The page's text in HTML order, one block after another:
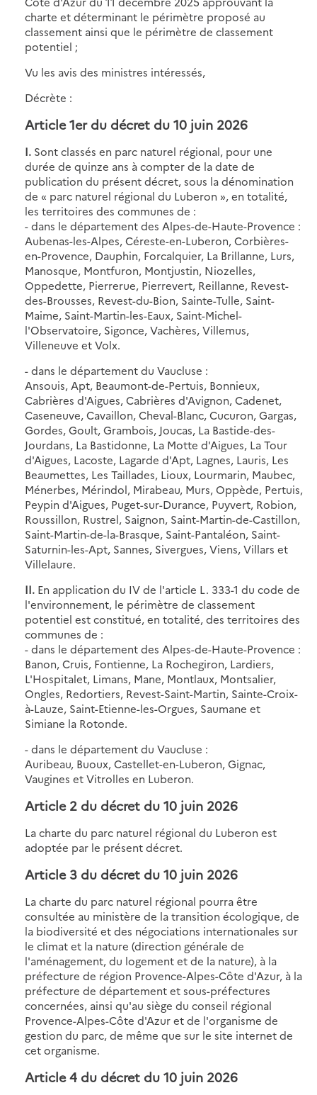
charte et déterminant le périmètre proposé au
classement ainsi que le périmètre de classement
potentiel ;
Vu les avis des ministres intéressés,
Décrète :
Article 1er du décret du 10 juin 2026
I. Sont classés en parc naturel régional, pour une
durée de quinze ans à compter de la date de
publication du présent décret, sous la dénomination
de « parc naturel régional du Luberon », en totalité,
les territoires des communes de :
- dans le département des Alpes-de-Haute-Provence :
Aubenas-les-Alpes, Céreste-en-Luberon, Corbières-
en-Provence, Dauphin, Forcalquier, La Brillanne, Lurs,
Manosque, Montfuron, Montjustin, Niozelles,
Oppedette, Pierrerue, Pierrevert, Reillanne, Revest-
des-Brousses, Revest-du-Bion, Sainte-Tulle, Saint-
Maime, Saint-Martin-les-Eaux, Saint-Michel-
l'Observatoire, Sigonce, Vachères, Villemus,
Villeneuve et Volx.
- dans le département du Vaucluse :
Ansouis, Apt, Beaumont-de-Pertuis, Bonnieux,
Cabrières d'Aigues, Cabrières d'Avignon, Cadenet,
Caseneuve, Cavaillon, Cheval-Blanc, Cucuron, Gargas,
Gordes, Goult, Grambois, Joucas, La Bastide-des-
Jourdans, La Bastidonne, La Motte d'Aigues, La Tour
d'Aigues, Lacoste, Lagarde d'Apt, Lagnes, Lauris, Les
Beaumettes, Les Taillades, Lioux, Lourmarin, Maubec,
Ménerbes, Mérindol, Mirabeau, Murs, Oppède, Pertuis,
Peypin d'Aigues, Puget-sur-Durance, Puyvert, Robion,
Roussillon, Rustrel, Saignon, Saint-Martin-de-Castillon,
Saint-Martin-de-la-Brasque, Saint-Pantaléon, Saint-
Saturnin-les-Apt, Sannes, Sivergues, Viens, Villars et
Villelaure.
II. En application du IV de l'article L. 333-1 du code de
l'environnement, le périmètre de classement
potentiel est constitué, en totalité, des territoires des
communes de :
- dans le département des Alpes-de-Haute-Provence :
Banon, Cruis, Fontienne, La Rochegiron, Lardiers,
L'Hospitalet, Limans, Mane, Montlaux, Montsalier,
Ongles, Redortiers, Revest-Saint-Martin, Sainte-Croix-
à-Lauze, Saint-Etienne-les-Orgues, Saumane et
Simiane la Rotonde.
- dans le département du Vaucluse :
Auribeau, Buoux, Castellet-en-Luberon, Gignac,
Vaugines et Vitrolles en Luberon.
Article 2 du décret du 10 juin 2026
La charte du parc naturel régional du Luberon est
adoptée par le présent décret.
Article 3 du décret du 10 juin 2026
La charte du parc naturel régional pourra être
consultée au ministère de la transition écologique, de
la biodiversité et des négociations internationales sur
le climat et la nature (direction générale de
l'aménagement, du logement et de la nature), à la
préfecture de région Provence-Alpes-Côte d'Azur, à la
préfecture de département et sous-préfectures
concernées, ainsi qu'au siège du conseil régional
Provence-Alpes-Côte d'Azur et de l'organisme de
gestion du parc, de même que sur le site internet de
cet organisme.
Article 4 du décret du 10 juin 2026